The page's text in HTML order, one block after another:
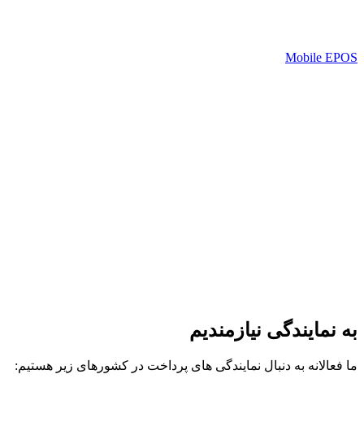
Mobile EPOS
به نمایندگی نیازمندیم
ما فعالانه به دنبال نمایندگی های پرداخت در کشورهای زیر هستیم: